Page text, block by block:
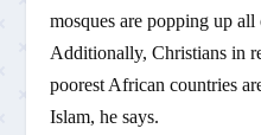
mosques are popping up
Additionally, Christians in
poorest African countries
Islam, he says.